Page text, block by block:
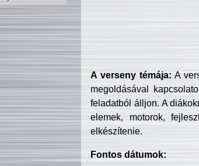
A verseny témája: A
megoldásával
feladatból álljon. A
elemek, motorok,
elkészítenie.
Fontos dátumok: